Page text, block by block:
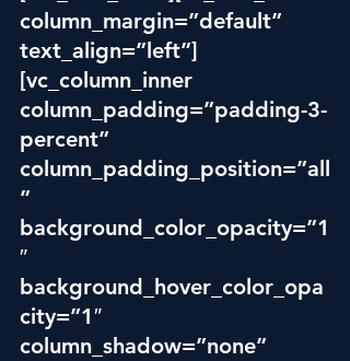
column_margin=”default”
text_align=”left”]
[vc_column_inner
column_padding=”padding-3-
percent”
column_padding_position=”all
”
background_color_opacity=”1
″
background_hover_color_opa
city=”1″
column_shadow=”none”